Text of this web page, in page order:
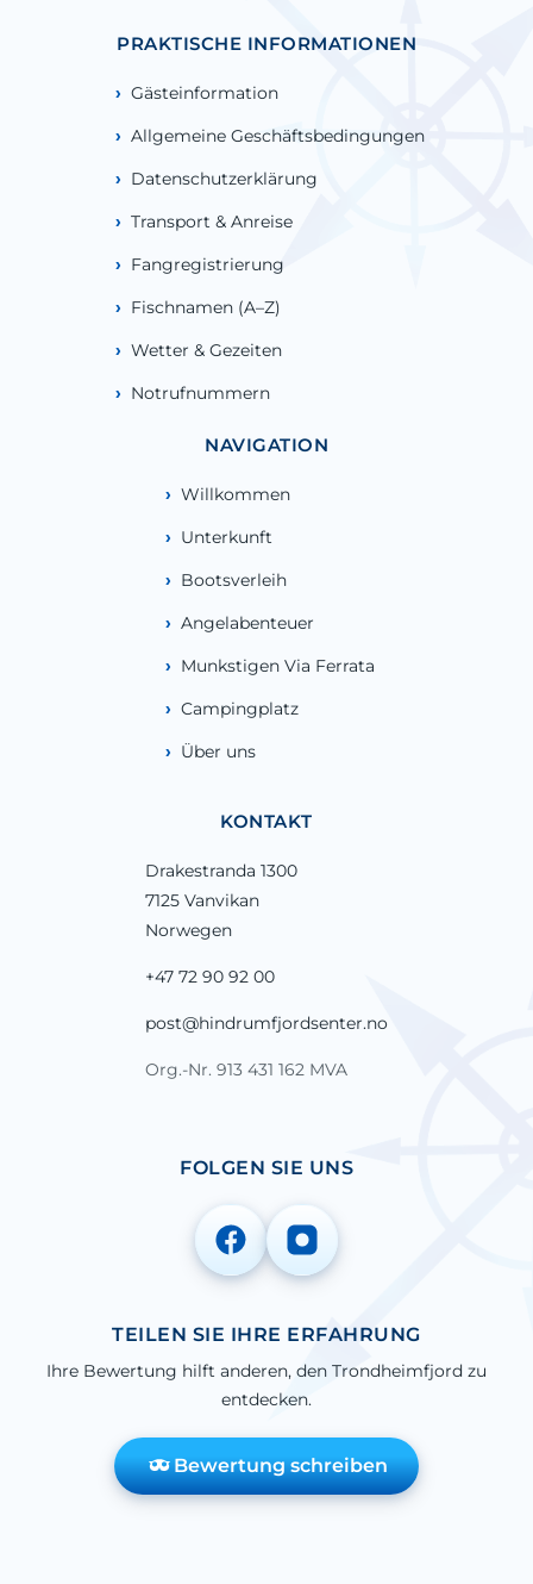
NAVIGATION
Willkommen
Unterkunft
Bootsverleih
Angelabenteuer
Munkstigen Via Ferrata
Campingplatz
Über uns
KONTAKT
Drakestranda 1300
7125 Vanvikan
Norwegen
+47 72 90 92 00
post@hindrumfjordsenter.no
Org.-Nr. 913 431 162 MVA
PRAKTISCHE INFORMATIONEN
Gästeinformation
Allgemeine Geschäftsbedingungen
Datenschutzerklärung
Transport & Anreise
Fangregistrierung
Fischnamen (A–Z)
Wetter & Gezeiten
Notrufnummern
FOLGEN SIE UNS
TEILEN SIE IHRE ERFAHRUNG
Ihre Bewertung hilft anderen, den Trondheimfjord zu
entdecken.
Bewertung schreiben